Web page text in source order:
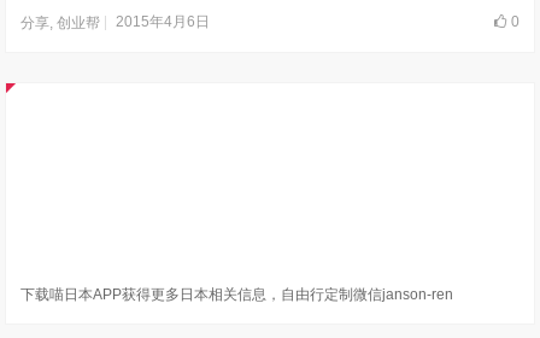
分享,创业帮 2015年4月6日 0
下载喵日本APP获得更多日本相关信息，自由行定制微信janson-ren